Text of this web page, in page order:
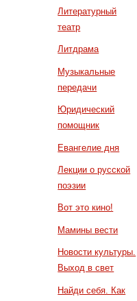
Литературный
театр
Литдрама
Музыкальные
передачи
Юридический
помощник
Евангелие дня
Лекции о русской
поэзии
Вот это кино!
Мамины вести
Новости культуры.
Выход в свет
Найди себя. Как